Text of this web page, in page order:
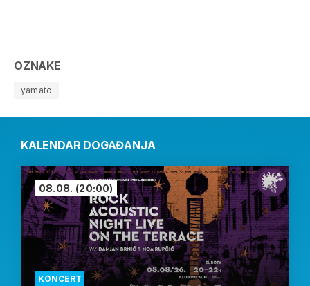
OZNAKE
yamato
KALENDAR DOGAĐANJA
KONCERT
08.08. (20:00)